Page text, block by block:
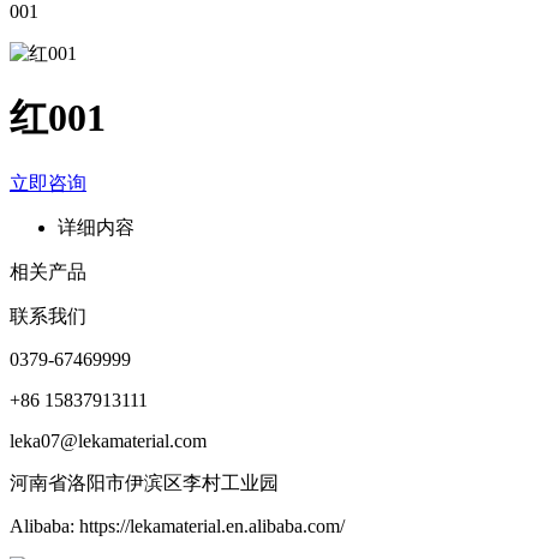
001
红001
立即咨询
详细内容
相关产品
联系我们
0379-67469999
+86 15837913111
leka07@lekamaterial.com
河南省洛阳市伊滨区李村工业园
Alibaba: https://lekamaterial.en.alibaba.com/